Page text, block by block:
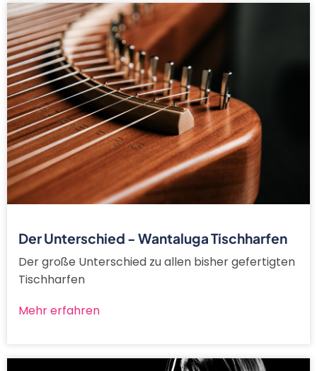
Der Unterschied - Wantaluga Tischharfen
Der große Unterschied zu allen bisher gefertigten
Tischharfen
Mehr erfahren